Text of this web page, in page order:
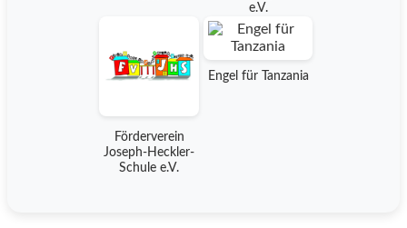
e.V.
Förderverein
Joseph-Heckler-
Schule e.V.
Engel für Tanzania